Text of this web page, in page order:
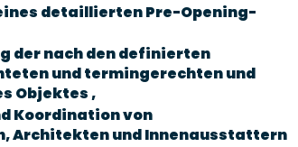
detaillierten Pre-Opening-
der nach den definierten
und termingerechten und
Objektes ,
Koordination von
Architekten und Innenausstattern